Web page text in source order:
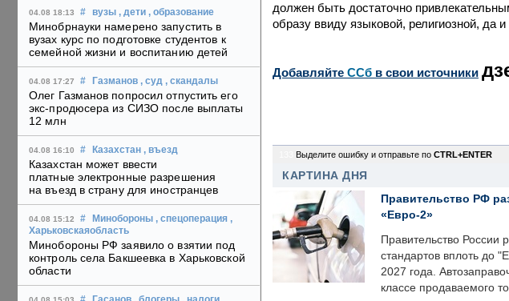
04.08 18:13 # вузы , дети , образование
Минобрнауки намерено запустить в
вузах курс по подготовке студентов к
семейной жизни и воспитанию детей
04.08 17:27 # Газманов , суд , скандалы
Олег Газманов попросил отпустить его
экс-продюсера из СИЗО после выплаты
12 млн
04.08 16:10 # Казахстан , въезд
Казахстан может ввести
платные электронные разрешения
на въезд в страну для иностранцев
04.08 15:12 # Минобороны , спецоперация ,
Харьковскаяобласть
Минобороны РФ заявило о взятии под
контроль села Бакшеевка в Харьковской
области
должен быть достаточно
образу ввиду языковой, религиозной, да
Добавляйте CСб в свои источники
Выделите ошибку и отправьте по CTRL+ENTER
КАРТИНА ДНЯ
Правительство РФ
«Евро-2»
Правительство России
стандартов вплоть до
2027 года.
классе продаваемого